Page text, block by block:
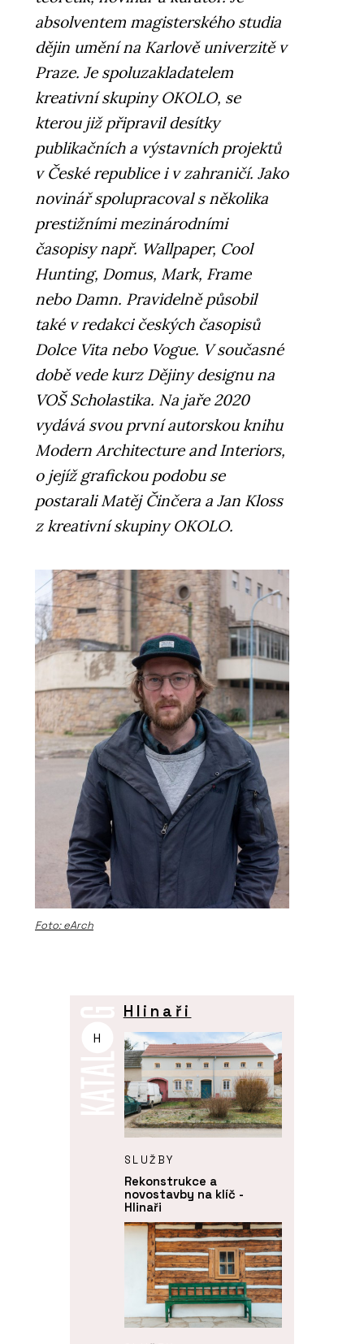
absolventem magisterského studia
dějin umění na Karlově univerzitě v
Praze. Je spoluzakladatelem
kreativní skupiny OKOLO, se
kterou již připravil desítky
publikačních a výstavních projektů
v České republice i v zahraničí. Jako
novinář spolupracoval s několika
prestižními mezinárodními
časopisy např. Wallpaper, Cool
Hunting, Domus, Mark, Frame
nebo Damn. Pravidelně působil
také v redakci českých časopisů
Dolce Vita nebo Vogue. V současné
době vede kurz Dějiny designu na
VOŠ Scholastika. Na jaře 2020
vydává svou první autorskou knihu
Modern Architecture and Interiors,
o jejíž grafickou podobu se
postarali Matěj Činčera a Jan Kloss
z kreativní skupiny OKOLO.
Foto: eArch
H
Hlinaři
SLUŽBY
Rekonstrukce a
novostavby na klíč -
Hlinaři